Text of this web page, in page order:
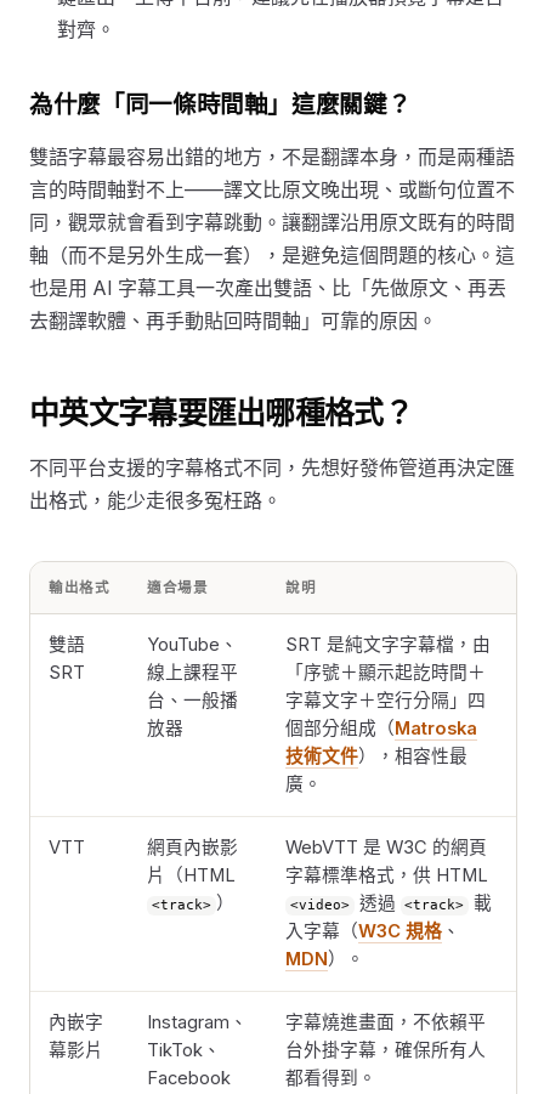
對齊。
為什麼「同一條時間軸」這麼關鍵？
雙語字幕最容易出錯的地方，不是翻譯本身，而是兩種語
言的時間軸對不上——譯文比原文晚出現、或斷句位置不
同，觀眾就會看到字幕跳動。讓翻譯沿用原文既有的時間
軸（而不是另外生成一套），是避免這個問題的核心。這
也是用 AI 字幕工具一次產出雙語、比「先做原文、再丟
去翻譯軟體、再手動貼回時間軸」可靠的原因。
中英文字幕要匯出哪種格式？
不同平台支援的字幕格式不同，先想好發佈管道再決定匯
出格式，能少走很多冤枉路。
輸出格式 適合場景 說明
雙語
SRT
YouTube、
線上課程平
台、一般播
放器
SRT 是純文字字幕檔，由
「序號＋顯示起訖時間＋
字幕文字＋空行分隔」四
個部分組成（Matroska
技術文件），相容性最
廣。
VTT
網頁內嵌影
片（HTML
<track> ）
WebVTT 是 W3C 的網頁
字幕標準格式，供 HTML
<video> 透過 <track>
載
入字幕（W3C 規格 、
MDN）。
內嵌字
幕影片
Instagram、
TikTok、
Facebook
字幕燒進畫面，不依賴平
台外掛字幕，確保所有人
都看得到。